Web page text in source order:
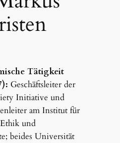
Tätigkeit
Geschäftsleiter der
Initiative und
am Institut für
und
beides Universität